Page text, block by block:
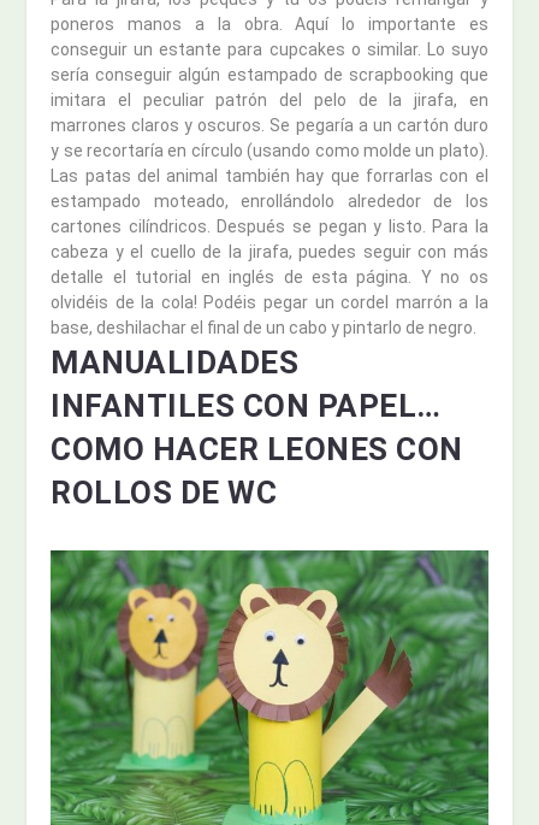
poneros manos a la obra. Aquí lo importante es
conseguir un estante para cupcakes o similar. Lo suyo
sería conseguir algún estampado de scrapbooking que
imitara el peculiar patrón del pelo de la jirafa, en
marrones claros y oscuros. Se pegaría a un cartón duro
y se recortaría en círculo (usando como molde un plato).
Las patas del animal también hay que forrarlas con el
estampado moteado, enrollándolo alrededor de los
cartones cilíndricos. Después se pegan y listo. Para la
cabeza y el cuello de la jirafa, puedes seguir con más
detalle el tutorial en inglés de esta página. Y no os
olvidéis de la cola! Podéis pegar un cordel marrón a la
base, deshilachar el final de un cabo y pintarlo de negro.
MANUALIDADES
INFANTILES CON PAPEL…
COMO HACER LEONES CON
ROLLOS DE WC